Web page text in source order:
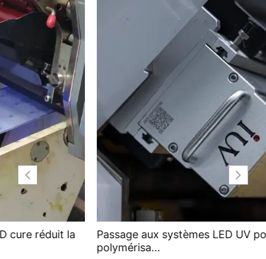
Passage aux systèmes LED UV pour une